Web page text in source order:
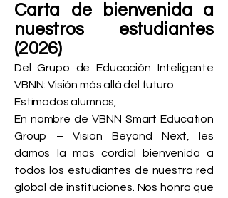
Carta de bienvenida a
nuestros estudiantes
(2026)
Del Grupo de Educación Inteligente
VBNN: Visión más allá del futuro
Estimados alumnos,
En nombre de VBNN Smart Education
Group – Vision Beyond Next, les
damos la más cordial bienvenida a
todos los estudiantes de nuestra red
global de instituciones. Nos honra que